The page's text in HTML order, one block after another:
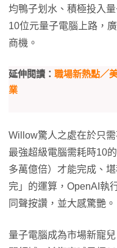
均鴨子划水、積極投入
10位元量子電腦上路，
商機。
延伸閱讀： 職場新熱點／
業
Willow驚人之處在於只
最強超級電腦需耗時10
多萬億倍）才能完成、
完」的運算，OpenAI執
同聲按讚，並大感驚艷。
量子電腦成為市場新寵